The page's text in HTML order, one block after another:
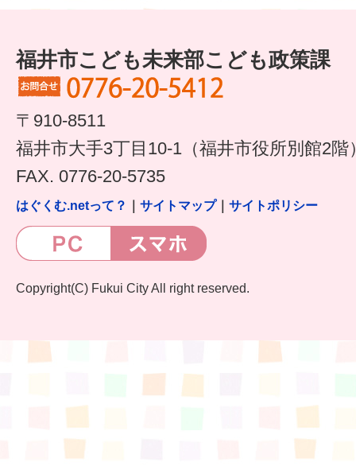
福井市こども未来部こども政策課
〒910-8511
福井市大手3丁目10-1（福井市役所別館2階
FAX. 0776-20-5735
はぐくむ.netって？ サイトマップ｜ サイトポリシー
Copyright(C) Fukui City All right reserved.